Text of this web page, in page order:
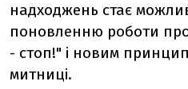
надходжень стає
поновленню роботи
- стоп!" і новим
митниці.